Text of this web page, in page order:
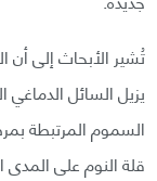
تُشير الأبحاث إلى أن
يزيل السائل
السموم المرتبطة
قلة النوم على المدى